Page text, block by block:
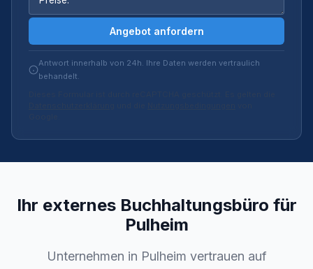
Angebot anfordern
Antwort innerhalb von 24h. Ihre Daten werden vertraulich
behandelt.
Ihr externes Buchhaltungsbüro für
Pulheim
Unternehmen in Pulheim vertrauen auf